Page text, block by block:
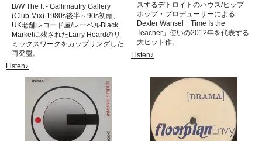
B/W The It - Gallimaufry Gallery
(Club Mix) 1980s後半～90s初頭、
UK老舗レコード屋/レーベルBlack
Marketに残されたLarry Heardのリ
ミックスワークをカップリングした
再発盤。
Listen♪
スするデトロイトのハウス/ヒップ
ホップ・プロデューサーによる
Dexter Wansel「Time Is the
Teacher」使いの2012年を代表する
大ヒット作。
Listen♪